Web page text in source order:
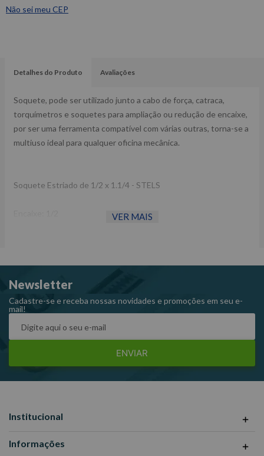
Não sei meu CEP
Detalhes do Produto Avaliações
Soquete, pode ser utilizado junto a cabo de força, catraca,
torquímetros e soquetes para ampliação ou redução de encaixe,
por ser uma ferramenta compatível com várias outras, torna-se a
multiuso ideal para qualquer oficina mecânica.
Soquete Estriado de 1/2 x 1.1/4 - STELS
VER MAIS
Newsletter
Cadastre-se e receba nossas novidades e promoções em seu e-
mail!
ENVIAR
Institucional
Informações